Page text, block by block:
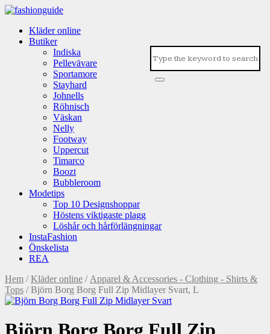
Kläder online
Butiker
Indiska
Pellevävare
Sportamore
Stayhard
Johnells
Röhnisch
Väskan
Nelly
Footway
Uppercut
Timarco
Boozt
Bubbleroom
Modetips
Top 10 Designshoppar
Höstens viktigaste plagg
Löshår och hårförlängningar
InstaFashion
Önskelista
REA
Hem /Kläder online / Apparel & Accessories - Clothing - Shirts &
Tops / Björn Borg Borg Full Zip Midlayer Svart, L